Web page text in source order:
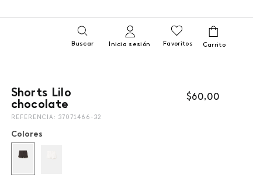
Buscar Inicia sesión Favoritos
Shorts Lilo
chocolate
$60,00
REFERENCIA : 37071466-32
Colores